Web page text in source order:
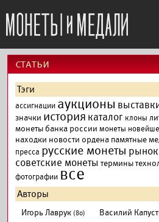
cтатьи
Тэги
ассигнации аукционы
значки история каталог клоны
монеты банка россии монеты
находки новости ордена памятные
пресса русские монеты рынок
советские монеты термины
фотографии все
Авторы
Игорь Лаврук (80) Василий